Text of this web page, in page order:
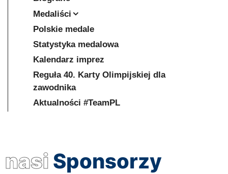
Medaliści
Polskie medale
Statystyka medalowa
Kalendarz imprez
Reguła 40. Karty Olimpijskiej dla
zawodnika
Aktualności #TeamPL
nasi Sponsorzy